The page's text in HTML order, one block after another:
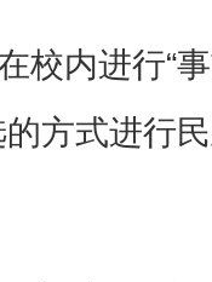
内进行“事
的方式进行